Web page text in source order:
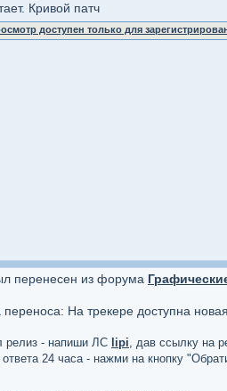
Кривой патч
доступен только для
перенесен из форума
переноса: На трекере доступна
релиз - напиши ЛС lipi, дав ссылку на
24 часа - нажми на кнопку